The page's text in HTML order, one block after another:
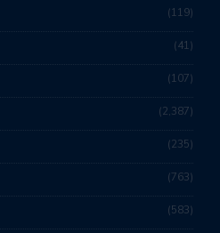
119
41
107
2,387
235
763
583